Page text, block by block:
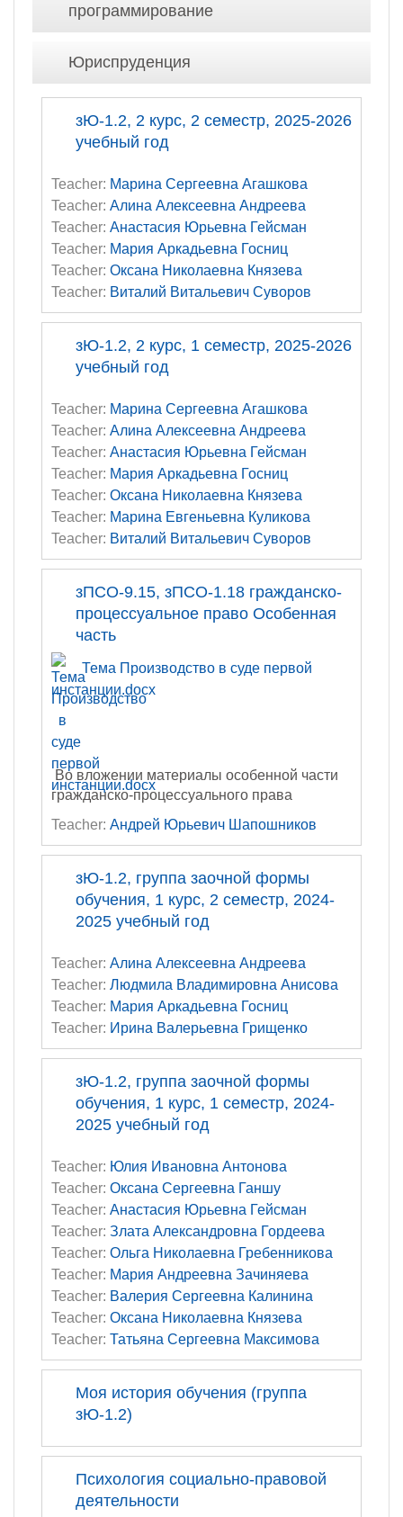
программирование
Юриспруденция
зЮ-1.2, 2 курс, 2 семестр, 2025-2026
учебный год
Teacher: Марина Сергеевна Агашкова
Teacher: Алина Алексеевна Андреева
Teacher: Анастасия Юрьевна Гейсман
Teacher: Мария Аркадьевна Госниц
Teacher: Оксана Николаевна Князева
Teacher: Виталий Витальевич Суворов
зЮ-1.2, 2 курс, 1 семестр, 2025-2026
учебный год
Teacher: Марина Сергеевна Агашкова
Teacher: Алина Алексеевна Андреева
Teacher: Анастасия Юрьевна Гейсман
Teacher: Мария Аркадьевна Госниц
Teacher: Оксана Николаевна Князева
Teacher: Марина Евгеньевна Куликова
Teacher: Виталий Витальевич Суворов
зПСО-9.15, зПСО-1.18 гражданско-
процессуальное право Особенная
часть
Во вложении материалы особенной части
гражданско-процессуального права
Тема Производство в суде первой
инстанции.docx
Teacher: Андрей Юрьевич Шапошников
зЮ-1.2, группа заочной формы
обучения, 1 курс, 2 семестр, 2024-
2025 учебный год
Teacher: Алина Алексеевна Андреева
Teacher: Людмила Владимировна Анисова
Teacher: Мария Аркадьевна Госниц
Teacher: Ирина Валерьевна Грищенко
зЮ-1.2, группа заочной формы
обучения, 1 курс, 1 семестр, 2024-
2025 учебный год
Teacher: Юлия Ивановна Антонова
Teacher: Оксана Сергеевна Ганшу
Teacher: Анастасия Юрьевна Гейсман
Teacher: Злата Александровна Гордеева
Teacher: Ольга Николаевна Гребенникова
Teacher: Мария Андреевна Зачиняева
Teacher: Валерия Сергеевна Калинина
Teacher: Оксана Николаевна Князева
Teacher: Татьяна Сергеевна Максимова
Моя история обучения (группа
зЮ-1.2)
Психология социально-правовой
деятельности